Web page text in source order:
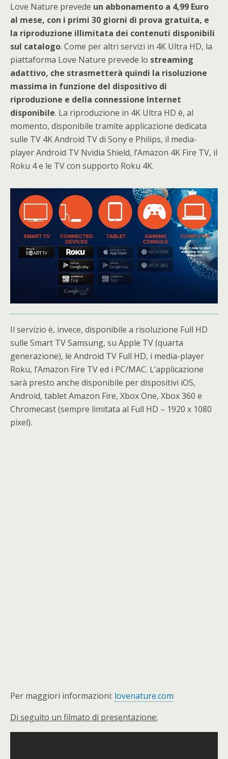
Love Nature prevede un abbonamento a 4,99 Euro
al mese, con i primi 30 giorni di prova gratuita, e
la riproduzione illimitata dei contenuti disponibili
sul catalogo. Come per altri servizi in 4K Ultra HD, la
piattaforma Love Nature prevede lo streaming
adattivo, che strasmetterà quindi la risoluzione
massima in funzione del dispositivo di
riproduzione e della connessione Internet
disponibile. La riproduzione in 4K Ultra HD è, al
momento, disponibile tramite applicazione dedicata
sulle TV 4K Android TV di Sony e Philips, il media-
player Android TV Nvidia Shield, l’Amazon 4K Fire TV, il
Roku 4 e le TV con supporto Roku 4K.
Il servizio è, invece, disponibile a risoluzione Full HD
sulle Smart TV Samsung, su Apple TV (quarta
generazione), le Android TV Full HD, i media-player
Roku, l’Amazon Fire TV ed i PC/MAC. L’applicazione
sarà presto anche disponibile per dispositivi iOS,
Android, tablet Amazon Fire, Xbox One, Xbox 360 e
Chromecast (sempre limitata al Full HD – 1920 x 1080
pixel).
Per maggiori informazioni: lovenature.com
Di seguito un filmato di presentazione: